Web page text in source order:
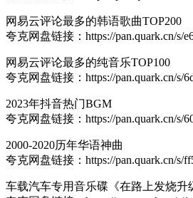
网易云评论最多的韩语歌曲TOP200
夸克网盘链接：https://pan.quark.cn/s/
网易云评论最多的纯音乐TOP100
夸克网盘链接：https://pan.quark.cn/s/
2023年抖音热门BGM
夸克网盘链接：https://pan.quark.cn/s/
2000-2020历年华语神曲
夸克网盘链接：https://pan.quark.cn/s/
车载汽车专用音乐碟《在路上发烧升